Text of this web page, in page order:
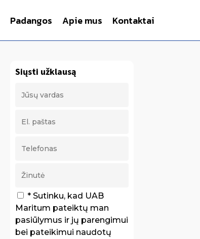
Padangos Apie mus Kontaktai
Siųsti užklausą
* Sutinku, kad UAB
Maritum pateiktų man
pasiūlymus ir jų parengimui
bei pateikimui naudotų